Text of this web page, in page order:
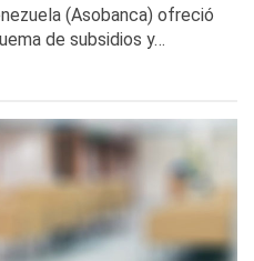
(Asobanca) ofreció
de subsidios y…